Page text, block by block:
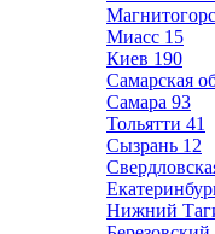
Миасс 15
Киев 190
Самарская
Самара 93
Тольятти 41
Сызрань 12
Нижний